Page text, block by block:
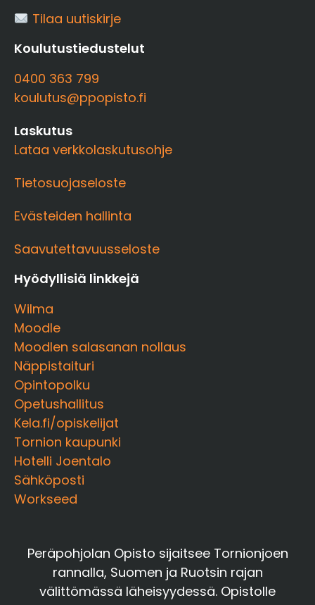
Tilaa uutiskirje
Koulutustiedustelut
0400 363 799
koulutus@ppopisto.fi
Laskutus
Lataa verkkolaskutusohje
Tietosuojaseloste
Evästeiden hallinta
Saavutettavuusseloste
Hyödyllisiä linkkejä
Wilma
Moodle
Moodlen salasanan nollaus
Näppistaituri
Opintopolku
Opetushallitus
Kela.fi/opiskelijat
Tornion kaupunki
Hotelli Joentalo
Sähköposti
Workseed
Peräpohjolan Opisto sijaitsee Tornionjoen
rannalla, Suomen ja Ruotsin rajan
välittömässä läheisyydessä. Opistolle